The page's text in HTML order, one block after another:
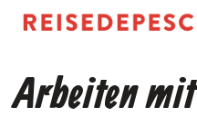
Arbeiten